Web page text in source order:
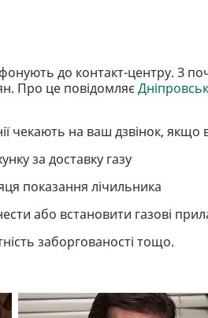
до контакт-центру. З
Про це повідомляє
чекають на ваш дзвінок, якщо
за доставку газу
показання лічильника
або встановити газові
заборгованості тощо.